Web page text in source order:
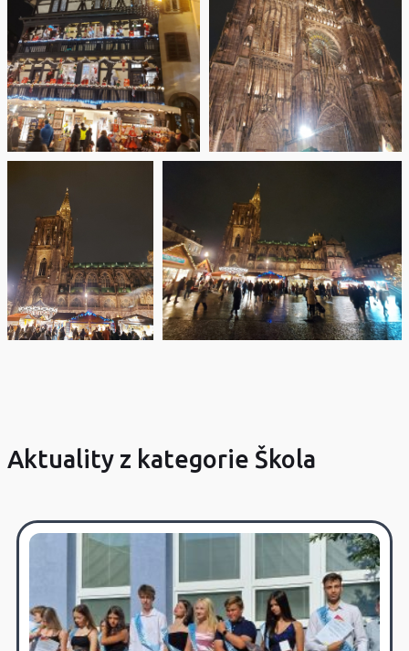
Aktuality z kategorie Škola